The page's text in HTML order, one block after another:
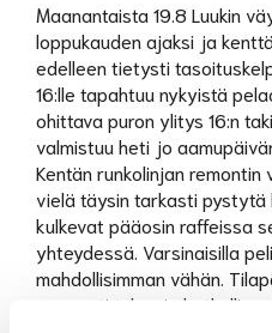
Maanantaista 19.8 Luukin
loppukauden ajaksi ja
edelleen tietysti
16:lle tapahtuu nykyistä
ohittava puron ylitys 16:n
valmistuu heti jo
Kentän runkolinjan
vielä täysin tarkasti pystytä
kulkevat pääosin raffeissa
yhteydessä. Varsinaisilla
mahdollisimman vähän.
varmasti tulee ja